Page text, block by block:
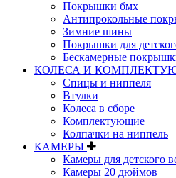
Покрышки бмх
Антипрокольные
Зимние шины
Покрышки для
Бескамерные
КОЛЕСА И
Спицы и ниппеля
Втулки
Колеса в сборе
Комплектующие
Колпачки на ниппель
КАМЕРЫ
Камеры для детского
Камеры 20 дюймов